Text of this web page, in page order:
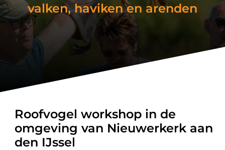
valken, haviken en arenden
Roofvogel workshop in de
omgeving van Nieuwerkerk aan
den IJssel